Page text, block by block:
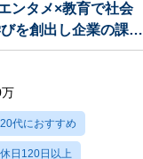
ンタメ×教育で社会
を創出し企業の課題
20代におすすめ
休日120日以上